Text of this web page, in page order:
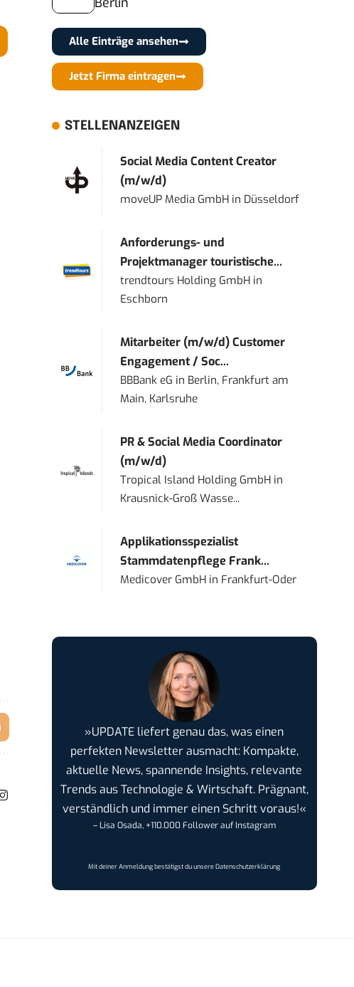
Alle Einträge ansehen
Jetzt Firma eintragen
STELLENANZEIGEN
Social Media Content Creator
(m/w/d)
moveUP Media GmbH in Düsseldorf
Anforderungs- und
Projektmanager touristische...
trendtours Holding GmbH in
Eschborn
Mitarbeiter (m/w/d) Customer
Engagement / Soc...
BBBank eG in Berlin, Frankfurt am
Main, Karlsruhe
PR & Social Media Coordinator
(m/w/d)
Tropical Island Holding GmbH in
Krausnick-Groß Wasse...
Applikationsspezialist
Stammdatenpflege Frank...
Medicover GmbH in Frankfurt-Oder
»UPDATE liefert genau das, was einen
perfekten Newsletter ausmacht: Kompakte,
aktuelle News, spannende Insights, relevante
Trends aus Technologie & Wirtschaft. Prägnant,
verständlich und immer einen Schritt voraus!«
– Lisa Osada, +110.000 Follower auf Instagram
Mit deiner Anmeldung bestätigst du unsereDatenschutzerklärung